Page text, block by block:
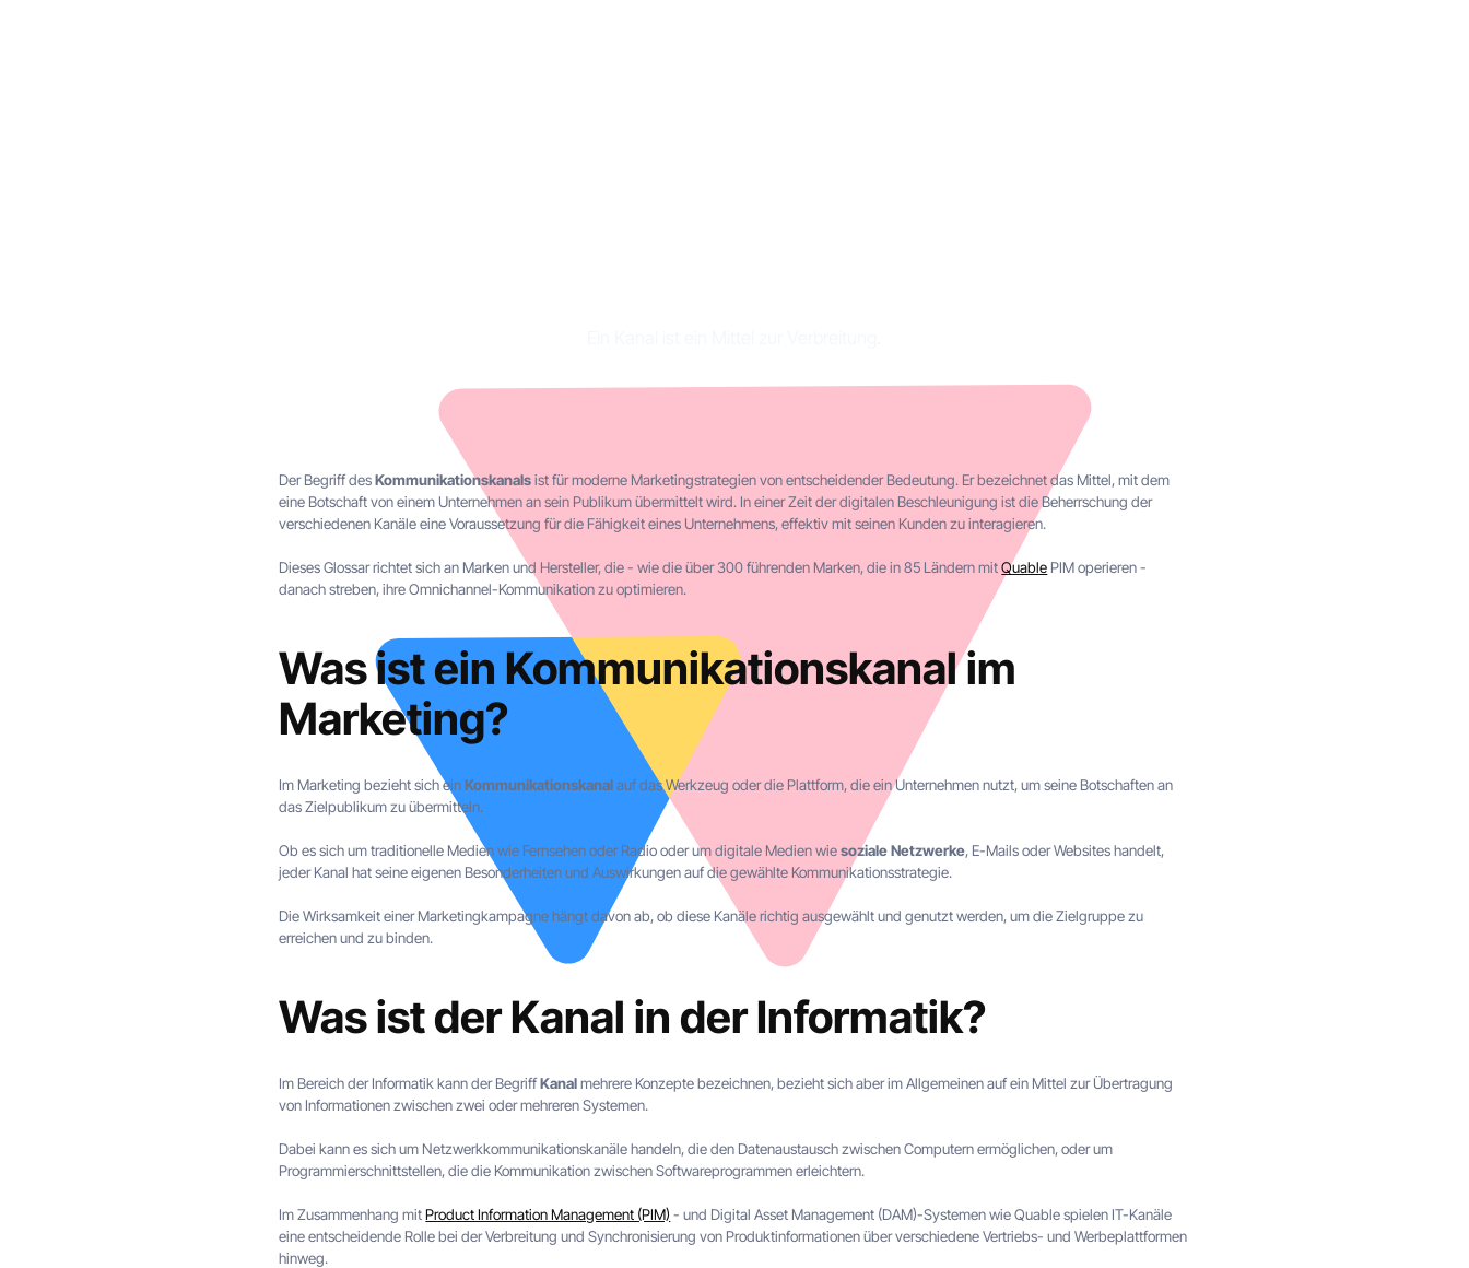
Der Begriff desKommunikationskanalsist für moderne Marketingstrategien von entscheidender Bedeutung. Er bezeichnet das Mittel, mit dem
eine Botschaft von einem Unternehmen an sein Publikum übermittelt wird. In einer Zeit der digitalen Beschleunigung ist die Beherrschung der
verschiedenen Kanäle eine Voraussetzung für die Fähigkeit eines Unternehmens, effektiv mit seinen Kunden zu interagieren.
Dieses Glossar richtet sich an Marken und Hersteller, die - wie die über 300 führenden Marken, die in 85 Ländern mitQuable PIM operieren -
danach streben, ihre Omnichannel-Kommunikation zu optimieren.
Was ist ein Kommunikationskanal im
Marketing?
Im Marketing bezieht sich einKommunikationskanalauf das Werkzeug oder die Plattform, die ein Unternehmen nutzt, um seine Botschaften an
das Zielpublikum zu übermitteln.
Ob es sich um traditionelle Medien wie Fernsehen oder Radio oder um digitale Medien wiesoziale Netzwerke, E-Mails oder Websites handelt,
jeder Kanal hat seine eigenen Besonderheiten und Auswirkungen auf die gewählte Kommunikationsstrategie.
Die Wirksamkeit einer Marketingkampagne hängt davon ab, ob diese Kanäle richtig ausgewählt und genutzt werden, um die Zielgruppe zu
erreichen und zu binden.
Was ist der Kanal in der Informatik?
Im Bereich der Informatik kann der BegriffKanalmehrere Konzepte bezeichnen, bezieht sich aber im Allgemeinen auf ein Mittel zur Übertragung
von Informationen zwischen zwei oder mehreren Systemen.
Dabei kann es sich um Netzwerkkommunikationskanäle handeln, die den Datenaustausch zwischen Computern ermöglichen, oder um
Programmierschnittstellen, die die Kommunikation zwischen Softwareprogrammen erleichtern.
Im Zusammenhang mitProduct Information Management (PIM) - und Digital Asset Management (DAM)-Systemen wie Quable spielen IT-Kanäle
eine entscheidende Rolle bei der Verbreitung und Synchronisierung von Produktinformationen über verschiedene Vertriebs- und Werbeplattformen
hinweg.